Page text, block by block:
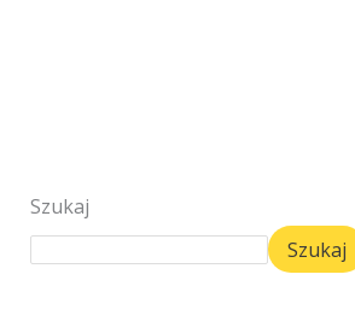
Szukaj
Szukaj